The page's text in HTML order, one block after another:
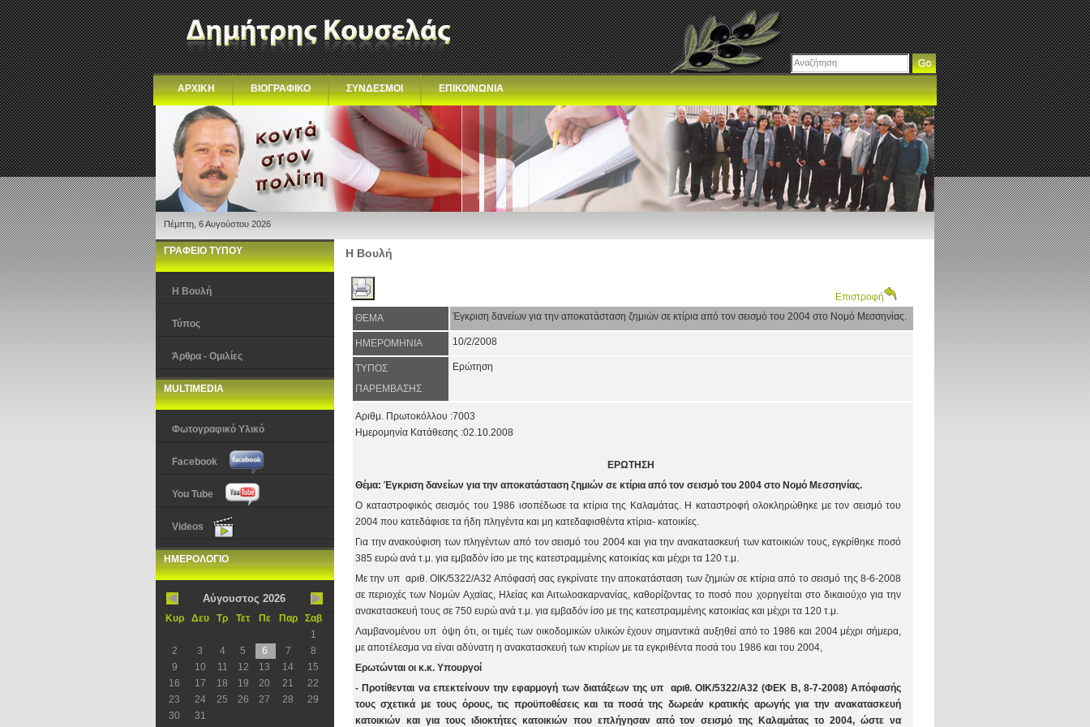
ΑΡΧΙΚΗ ΒΙΟΓΡΑΦΙΚΟ ΣΥΝΔΕΣΜΟΙ ΕΠΙΚΟΙΝΩΝΙΑ
Πέμπτη, 6 Αυγούστου 2026
ΓΡΑΦΕΙΟ ΤΥΠΟΥ
Η Βουλή
Τύπος
Άρθρα - Ομιλίες
MULTIMEDIA
Φωτογραφικό Υλικό
Facebook
You Tube
Videos
ΗΜΕΡΟΛΟΓΙΟ
Αύγουστος 2026
Κυρ Δευ Τρ Τετ Πε Παρ
Σαβ
1
2
3 4 5 6 7
8
9
10 11 12 13 14
15
16
17 18 19 20 21
22
23
24 25 26 27 28
29
30
31
Η Βουλή
Επιστροφή
ΘΕΜΑ
Έγκριση δανείων για την αποκατάσταση ζημιών σε κτίρια από τον σεισμό του 2004 στο Νομό Μεσσηνίας.
ΗΜΕΡΟΜΗΝΙΑ 10/2/2008
ΤΥΠΟΣ
ΠΑΡΕΜΒΑΣΗΣ
Ερώτηση
Αριθμ. Πρωτοκόλλου :7003
Ημερομηνία Κατάθεσης :02.10.2008
ΕΡΩΤΗΣΗ
Θέμα: Έγκριση δανείων για την αποκατάσταση ζημιών σε κτίρια από τον σεισμό του 2004 στο Νομό Μεσσηνίας.
Ο καταστροφικός σεισμός του 1986 ισοπέδωσε τα κτίρια της Καλαμάτας. Η καταστροφή ολοκληρώθηκε με τον σεισμό του
2004 που κατεδάφισε τα ήδη πληγέντα και μη κατεδαφισθέντα κτίρια- κατοικίες.
Για την ανακούφιση των πληγέντων από τον σεισμό του 2004 και για την ανακατασκευή των κατοικιών τους, εγκρίθηκε ποσό
385 ευρώ ανά τ.μ. για εμβαδόν ίσο με της κατεστραμμένης κατοικίας και μέχρι τα 120 τ.μ.
Με την υπ αριθ. ΟΙΚ/5322/Α32 Απόφασή σας εγκρίνατε την αποκατάσταση των ζημιών σε κτίρια από το σεισμό της 8-6-2008
σε περιοχές των Νομών Αχαϊας, Ηλείας και Αιτωλοακαρνανίας, καθορίζοντας το ποσό που χορηγείται στο δικαιούχο για την
ανακατασκευή τους σε 750 ευρώ ανά τ.μ. για εμβαδόν ίσο με της κατεστραμμένης κατοικίας και μέχρι τα 120 τ.μ.
Λαμβανομένου υπ όψη ότι, οι τιμές των οικοδομικών υλικών έχουν σημαντικά αυξηθεί από το 1986 και 2004 μέχρι σήμερα,
με αποτέλεσμα να είναι αδύνατη η ανακατασκευή των κτιρίων με τα εγκριθέντα ποσά του 1986 και του 2004,
Ερωτώνται οι κ.κ. Υπουργοί
- Προτίθενται να επεκτείνουν την εφαρμογή των διατάξεων της υπ αριθ. ΟΙΚ/5322/Α32 (ΦΕΚ Β, 8-7-2008) Απόφασής
τους σχετικά με τους όρους, τις προϋποθέσεις και τα ποσά της δωρεάν κρατικής αρωγής για την ανακατασκευή
κατοικιών και για τους ιδιοκτήτες κατοικιών που επλήγησαν από τον σεισμό της Καλαμάτας το 2004, ώστε να